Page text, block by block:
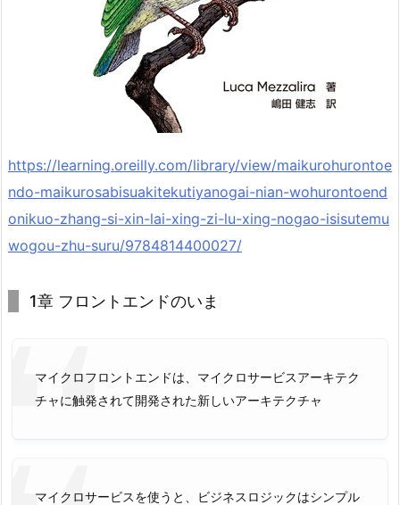
https://learning.oreilly.com/library/view/maikurohurontoe
ndo-maikurosabisuakitekutiyanogai-nian-wohurontoend
onikuo-zhang-si-xin-lai-xing-zi-lu-xing-nogao-isisutemu
wogou-zhu-suru/9784814400027/
1章 フロントエンドのいま
マイクロフロントエンドは、マイクロサービスアーキテク
チャに触発されて開発された新しいアーキテクチャ
マイクロサービスを使うと、ビジネスロジックはシンプル